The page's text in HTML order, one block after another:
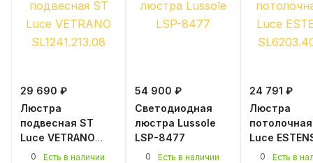
29 690 ₽
Люстра
подвесная ST
Luce VETRANO
SL1241.213.08
0
Есть в наличии
54 900 ₽
Светодиодная
люстра Lussole
LSP-8477
0
Есть в наличии
24 791 ₽
Люстра
Luce
0
Есть в